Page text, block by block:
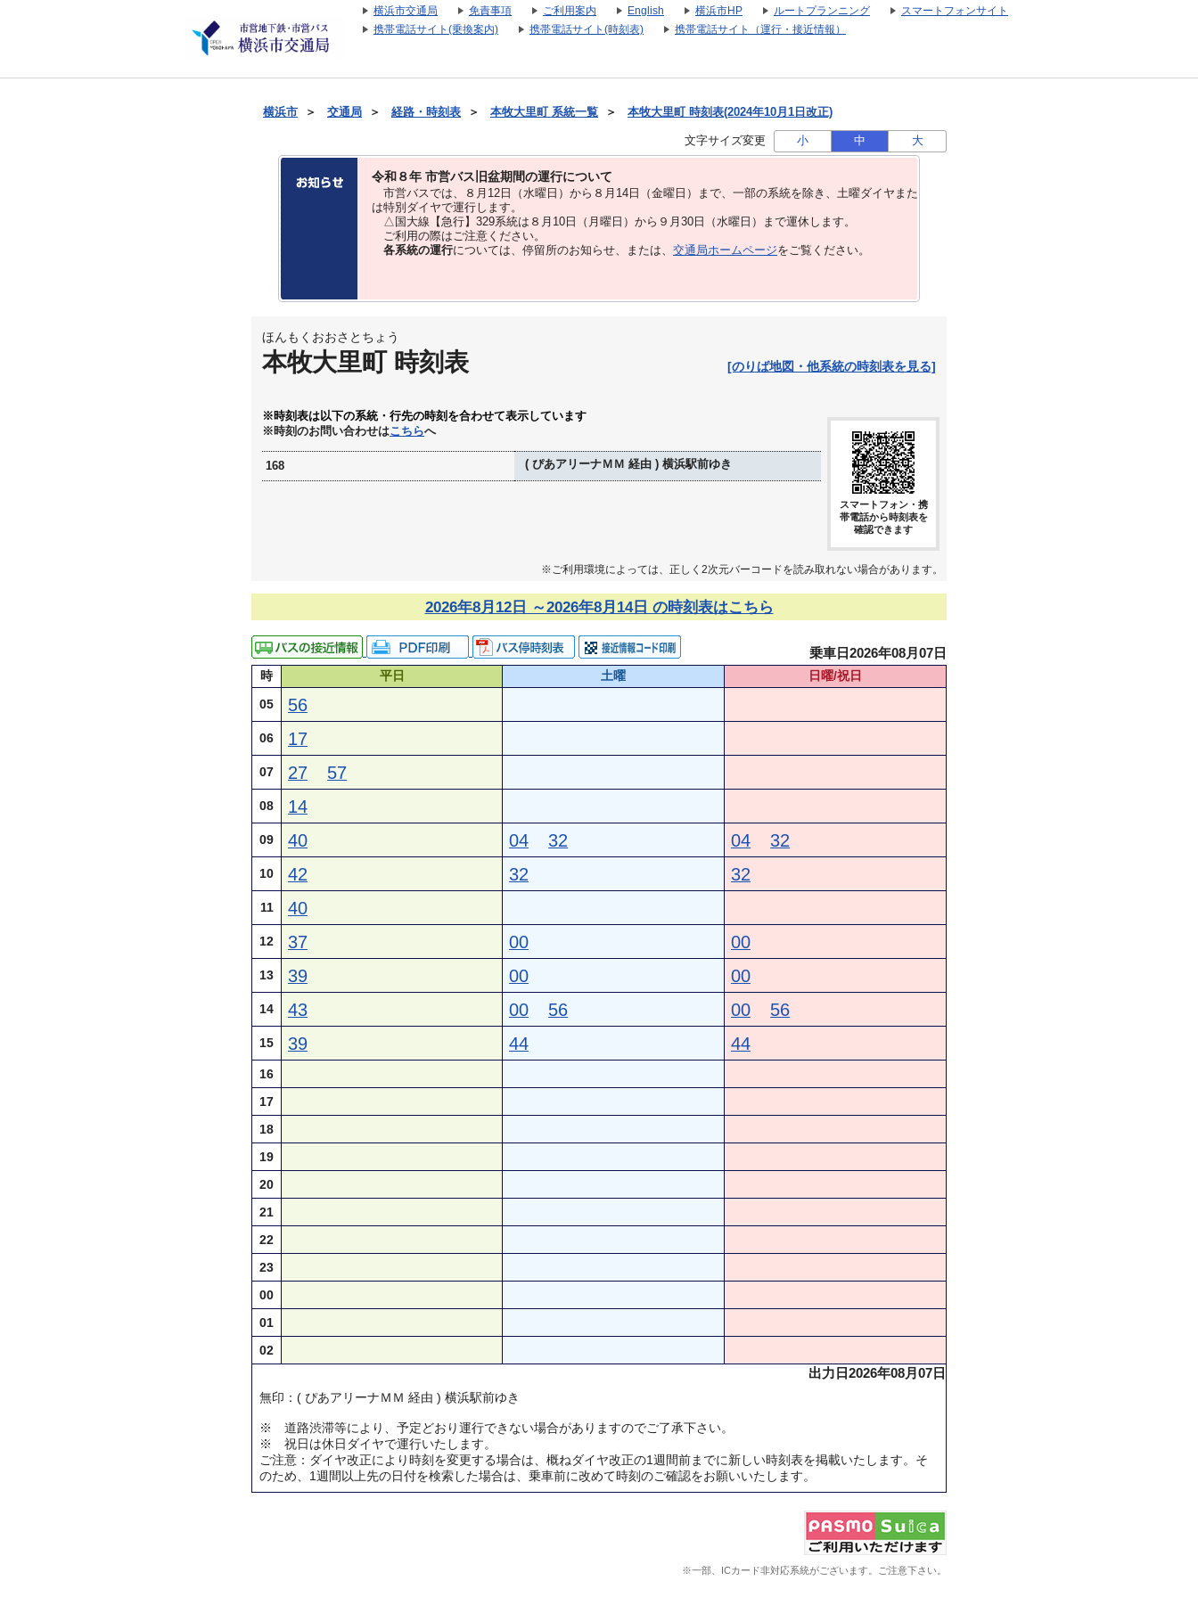
横浜市交通局 免責事項 ご利用案内 English 横浜市HP ルートプランニング
スマートフォンサイト
携帯電話サイト(乗換案内)
携帯電話サイト(時刻表) 携帯電話サイト（運行・接近情報）
横浜市 ＞ 交通局 ＞ 経路・時刻表 ＞ 本牧大里町 系統一覧 ＞ 本牧大里町 時刻表(2024年10月1日改正)
文字サイズ変更 小 中 大
令和８年 市営バス旧盆期間の運行について
市営バスでは、８⽉12⽇（水曜日）から８⽉14⽇（金曜日）まで、⼀部の系統を除き、⼟曜ダイヤまた
は特別ダイヤで運⾏します。
△国大線【急行】329系統は８月10日（月曜日）から９月30日（水曜日）まで運休します。
ご利用の際はご注意ください。
各系統の運行については、停留所のお知らせ、または、 交通局ホームページをご覧ください。
ほんもくおおさとちょう
本牧大里町 時刻表 [のりば地図・他系統の時刻表を見る]
※時刻表は以下の系統・行先の時刻を合わせて表示しています
※時刻のお問い合わせはこちらへ
168 ( ぴあアリーナＭＭ 経由 ) 横浜駅前ゆき
スマートフォン・携
帯電話から時刻表を
確認できます
※ご利用環境によっては、正しく2次元バーコードを読み取れない場合があります。
2026年8月12日 ～2026年8月14日 の時刻表はこちら
乗車日2026年08月07日
時 平日 土曜
日曜/祝日
05
56
06 17
07 27 57
08 14
09 40 04 32 04 32
10 42 32 32
11 40
12 37 00 00
13 39 00 00
14 43 00 56 00 56
15 39 44 44
16
17
18
19
20
21
22
23
00
01
02
出力日2026年08月07日
無印：( ぴあアリーナＭＭ 経由 ) 横浜駅前ゆき
※ 道路渋滞等により、予定どおり運行できない場合がありますのでご了承下さい。
※ 祝日は休日ダイヤで運行いたします。
ご注意：ダイヤ改正により時刻を変更する場合は、概ねダイヤ改正の1週間前までに新しい時刻表を掲載いたします。そ
のため、1週間以上先の日付を検索した場合は、乗車前に改めて時刻のご確認をお願いいたします。
※一部、ICカード非対応系統がございます。ご注意下さい。